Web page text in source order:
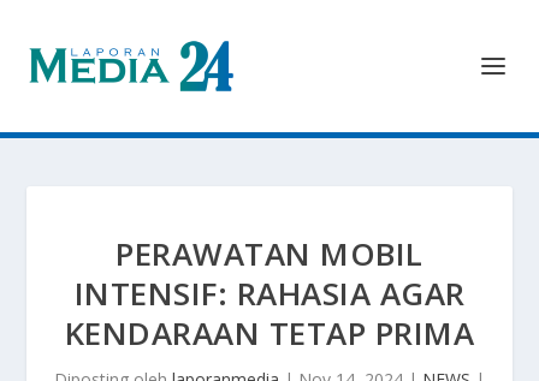
PERAWATAN MOBIL
INTENSIF: RAHASIA AGAR
KENDARAAN TETAP PRIMA